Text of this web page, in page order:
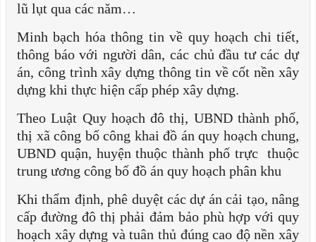
lũ lụt qua các năm…
Minh bạch hóa thông tin về quy hoạch chi tiết,
thông báo với người dân, các chủ đầu tư các dự
án, công trình xây dựng thông tin về cốt nền xây
dựng khi thực hiện cấp phép xây dựng.
Theo Luật Quy hoạch đô thị, UBND thành phố,
thị xã công bố công khai đồ án quy hoạch chung,
UBND quận, huyện thuộc thành phố trực thuộc
trung ương công bố đồ án quy hoạch phân khu
Khi thẩm định, phê duyệt các dự án cải tạo, nâng
cấp đường đô thị phải đảm bảo phù hợp với quy
hoạch xây dựng và tuân thủ đúng cao độ nền xây